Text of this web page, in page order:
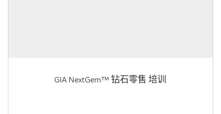
GIA NextGem™ 钻石零售 培训